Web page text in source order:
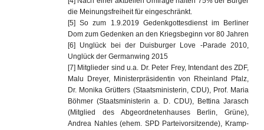
die Meinungsfreiheit für eingeschränkt.
[5] So zum 1.9.2019 Gedenkgottesdienst im Berliner
Dom zum Gedenken an den Kriegsbeginn vor 80 Jahren
[6] Unglück bei der Duisburger
Love
-Parade 2010,
Unglück der Germanwing 2015
[7] Mitglieder sind u.a. Dr. Peter Frey, Intendant des ZDF,
Malu Dreyer, Ministerpräsidentin von Rheinland Pfalz,
Dr. Monika Grütters (Staatsministerin, CDU), Prof. Maria
Böhmer (Staatsministerin a. D. CDU), Bettina Jarasch
(Mitglied des Abgeordnetenhauses Berlin, Grüne),
Andrea Nahles (ehem. SPD Parteivorsitzende), Kramp-